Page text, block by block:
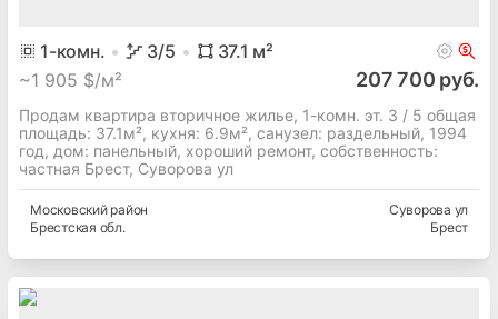
1-комн. 3/5 37.1 м²
~1 905 $/м² 207 700 руб.
Продам квартира вторичное жилье, 1-комн. эт. 3 / 5 общая
площадь: 37.1м², кухня: 6.9м², cанузел: раздельный, 1994
год, дом: панельный, хороший ремонт, собственность:
частная Брест, Суворова ул
Московскийрайон
Брестская обл.
Суворова ул
Брест